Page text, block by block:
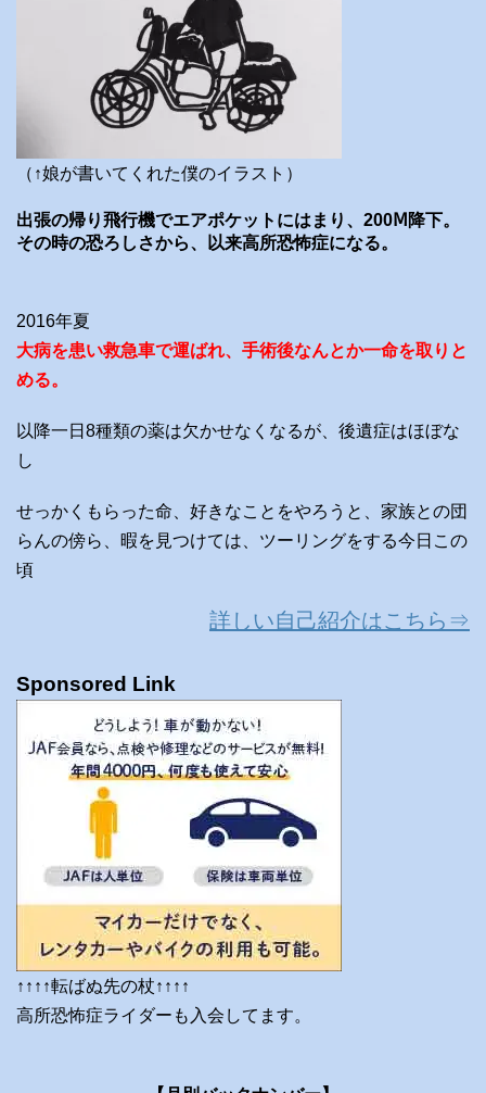
（↑娘が書いてくれた僕のイラスト）
出張の帰り飛行機でエアポケットにはまり、200Ⅿ降下。
その時の恐ろしさから、以来高所恐怖症になる。
2016年夏
大病を患い救急車で運ばれ、手術後なんとか一命を取りと
める。
以降一日8種類の薬は欠かせなくなるが、後遺症はほぼな
し
せっかくもらった命、好きなことをやろうと、家族との団
らんの傍ら、暇を見つけては、ツーリングをする今日この
頃
詳しい自己紹介はこちら⇒
Sponsored Link
↑↑↑↑転ばぬ先の杖↑↑↑↑
高所恐怖症ライダーも入会してます。